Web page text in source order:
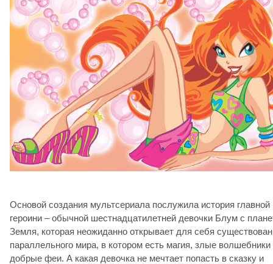
Основой создания мультсериала послужила история главной
героини – обычной шестнадцатилетней девочки Блум с
Земля, которая неожиданно открывает для себя
параллельного мира, в котором есть магия, злые волшебники
добрые феи. А какая девочка не мечтает попасть в сказку и